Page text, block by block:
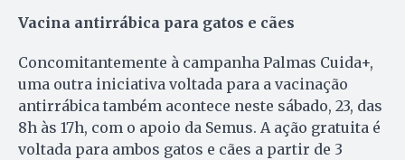
Vacina antirrábica para gatos e cães
Concomitantemente à campanha Palmas Cuida+,
uma outra iniciativa voltada para a vacinação
antirrábica também acontece neste sábado, 23, das
8h às 17h, com o apoio da Semus. A ação gratuita é
voltada para ambos gatos e cães a partir de 3